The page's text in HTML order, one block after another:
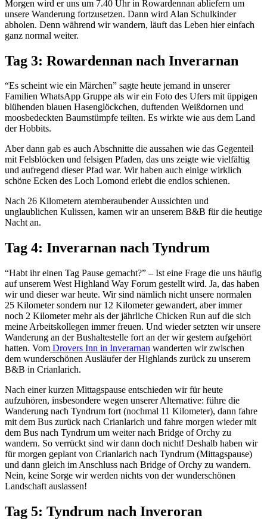
Morgen wird er uns um 7.40 Uhr in Rowardennan abliefern um
unsere Wanderung fortzusetzen. Dann wird Alan Schulkinder
abholen. Denn während wir wandern, läuft das Leben hier einfach
ganz normal weiter.
Tag 3: Rowardennan nach Inverarnan
“Es scheint wie ein Märchen” sagte heute jemand in unserer
Familien WhatsApp Gruppe als wir ein Foto des Ufers mit üppigen
blühenden blauen Hasenglöckchen, duftenden Weißdornen und
moosbedeckten Baumstümpfe teilten. Es wirkte wie aus dem Land
der Hobbits.
Aber dann gab es auch Abschnitte die aussahen wie das Gegenteil
mit Felsblöcken und felsigen Pfaden, das uns zeigte wie vielfältig
und aufregend dieser Pfad war. Wir haben auch einige wirklich
schöne Ecken des Loch Lomond erlebt die endlos schienen.
Nach 26 Kilometern atemberaubender Aussichten und
unglaublichen Kulissen, kamen wir an unserem B&B für die heutige
Nacht an.
Tag 4: Inverarnan nach Tyndrum
“Habt ihr einen Tag Pause gemacht?” – Ist eine Frage die uns häufig
auf unserem West Highland Way Forum gestellt wird. Ja, das haben
wir und dieser war heute. Wir sind nämlich nicht unsere normalen
25 Kilometer sondern nur 12 Kilometer gewandert, aber immer
noch 2 Kilometer mehr als der jährliche Chicken Run auf die sich
meine Arbeitskollegen immer freuen. Und wieder setzten wir unsere
Wanderung an der Bushaltestelle fort an der wir gestern aufgehört
hatten. Vom Drovers Inn in Inverarnan wanderten wir zwischen
dem wunderschönen Ausläufer der Highlands zurück zu unserem
B&B in Crianlarich.
Nach einer kurzen Mittagspause entschieden wir für heute
aufzuhören, insbesondere wegen unserer Alternative: führe die
Wanderung nach Tyndrum fort (nochmal 11 Kilometer), dann fahre
mit dem Bus zurück nach Crianlarich und fahre morgen wieder mit
dem Bus nach Tyndrum um weiter nach Bridge of Orchy zu
wandern. So verrückt sind wir dann doch nicht! Deshalb haben wir
für morgen geplant von Crianlarich nach Tyndrum (Mittagspause)
und dann gleich im Anschluss nach Bridge of Orchy zu wandern.
Nein, keine Sorge wir werden nichts von der wunderschönen
Landschaft auslassen!
Tag 5: Tyndrum nach Inveroran